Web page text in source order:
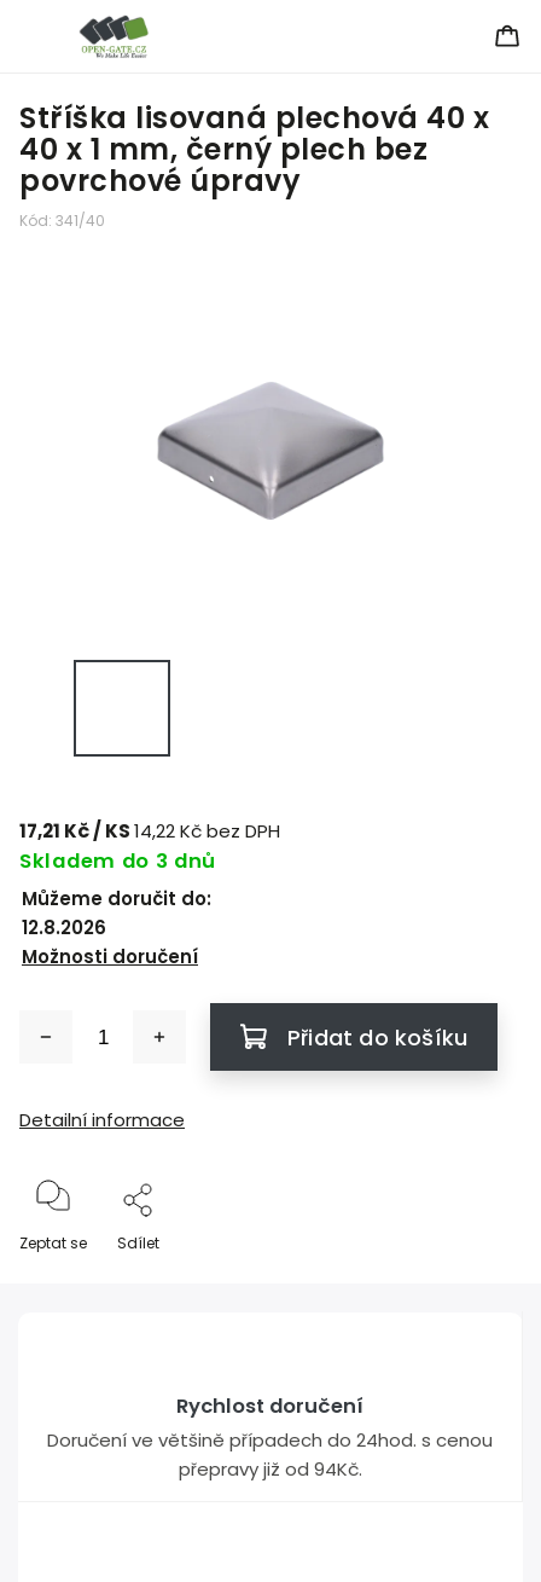
Stříška lisovaná plechová 40 x
40 x 1 mm, černý plech bez
povrchové úpravy
Kód: 341/40
17,21 Kč/ KS14,22 Kč bez DPH
Skladem do 3 dnů
Můžeme doručit do:
12.8.2026
Možnosti doručení
Přidat do košíku
Detailní informace
Zeptat se Sdílet
Rychlost doručení
Doručení ve většině případech do 24hod. s cenou
přepravy již od 94Kč.